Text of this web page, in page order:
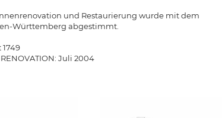
und Restaurierung wurde mit dem
Württemberg abgestimmt.
1749
Juli 2004